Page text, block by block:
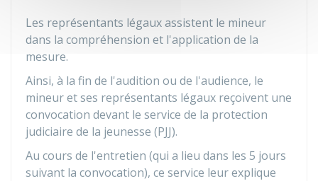
Les représentants légaux assistent le mineur
dans la compréhension et l'application de la
mesure.
Ainsi, à la fin de l'audition ou de l'audience, le
mineur et ses représentants légaux reçoivent une
convocation devant le service de la protection
judiciaire de la jeunesse (PJJ).
Au cours de l'entretien (qui a lieu dans les 5 jours
suivant la convocation), ce service leur explique